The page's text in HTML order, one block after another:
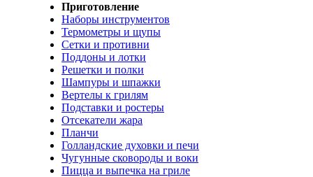
Приготовление
Наборы инструментов
Термометры и щупы
Сетки и противни
Поддоны и лотки
Решетки и полки
Шампуры и шпажки
Вертелы к грилям
Подставки и ростеры
Отсекатели жара
Планчи
Голландские духовки и печи
Чугунные сковороды и воки
Пицца и выпечка на гриле